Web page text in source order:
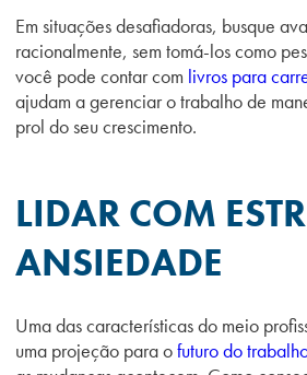
Em situações desafiadoras, busque
racionalmente, sem tomá-los como
você pode contar com livros para
ajudam a gerenciar o trabalho de
prol do seu crescimento.
LIDAR COM
ANSIEDADE
Uma das características do meio
uma projeção para ofuturo do